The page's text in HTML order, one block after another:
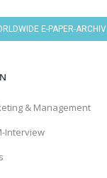
E-PAPER-ARCHIV
& Management
Interview